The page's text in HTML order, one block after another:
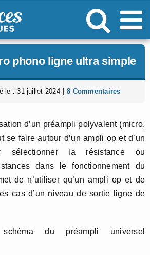
phono ligne ultra simple
le : 31 juillet 2024 8 Commentaires
d’un préampli polyvalent (micro,
se faire autour d’un ampli op et d’un
sélectionner la résistance ou
dans le fonctionnement du
de n’utiliser qu’un ampli op et de
cas d’un niveau de sortie ligne de
du préampli universel